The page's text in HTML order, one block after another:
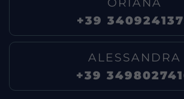
+39
ALESSANDRA
+39